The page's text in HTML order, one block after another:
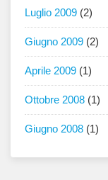
Luglio 2009 (2)
Giugno 2009 (2)
Aprile 2009 (1)
Ottobre 2008 (1)
Giugno 2008 (1)